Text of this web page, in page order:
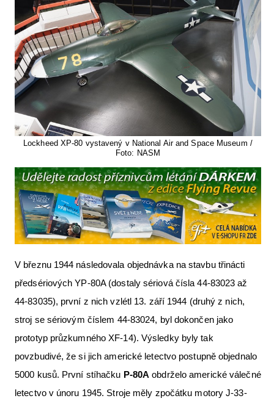
Lockheed XP-80 vystavený v National Air and Space Museum /
Foto: NASM
V březnu 1944 následovala objednávka na stavbu třinácti
předsériových YP-80A (dostaly sériová čísla 44-83023 až
44-83035), první z nich vzlétl 13. září 1944 (druhý z nich,
stroj se sériovým číslem 44-83024, byl dokončen jako
prototyp průzkumného XF-14). Výsledky byly tak
povzbudivé, že si jich americké letectvo postupně objednalo
5000 kusů. První stíhačku P-80A obdrželo americké válečné
letectvo v únoru 1945. Stroje měly zpočátku motory J-33-